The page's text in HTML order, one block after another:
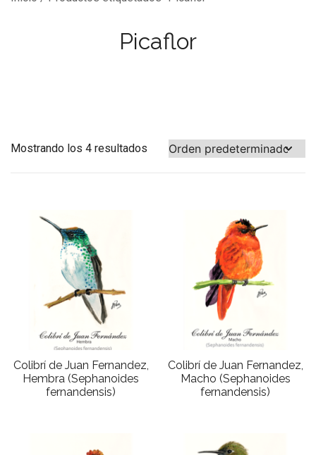
Picaflor
Mostrando los 4 resultados
Colibrí de Juan Fernandez,
Hembra (Sephanoides
fernandensis)
Colibrí de Juan Fernandez,
Macho (Sephanoides
fernandensis)